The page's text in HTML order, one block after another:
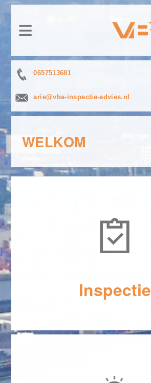
Ons
bedrijf
Inspectie
Training
Referenties
≡
0657513681
arie@vba-inspectie-advies.nl
WELKOM
Inspectie